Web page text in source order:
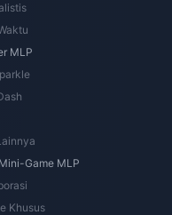
MLP
Game MLP
Khusus